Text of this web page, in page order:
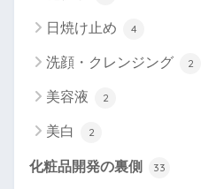
日焼け止め 4
洗顔・クレンジング 2
美容液 2
美白 2
化粧品開発の裏側 33